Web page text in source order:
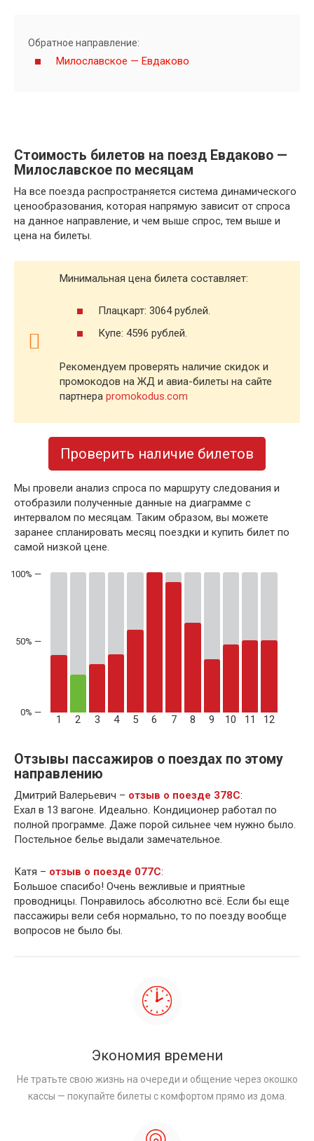
Обратное направление:
Милославское — Евдаково
Стоимость билетов на поезд Евдаково —
Милославское по месяцам
На все поезда распространяется система динамического
ценообразования, которая напрямую зависит от спроса
на данное направление, и чем выше спрос, тем выше и
цена на билеты.
Минимальная цена билета составляет:
Плацкарт: 3064 рублей.
Купе: 4596 рублей.
Рекомендуем проверять наличие скидок и
промокодов на ЖД и авиа-билеты на сайте
партнера promokodus.com
Проверить наличие билетов
Мы провели анализ спроса по маршруту следования и
отобразили полученные данные на диаграмме с
интервалом по месяцам. Таким образом, вы можете
заранее спланировать месяц поездки и купить билет по
самой низкой цене.
50% —
1 2 3 4 5 6 7 8 9 10 11 12
Отзывы пассажиров о поездах по этому
направлению
Дмитрий Валерьевич – отзыв о поезде 378С:
Ехал в 13 вагоне. Идеально. Кондиционер работал по
полной программе. Даже порой сильнее чем нужно было.
Постельное белье выдали замечательное.
Катя – отзыв о поезде 077С:
Большое спасибо! Очень вежливые и приятные
проводницы. Понравилось абсолютно всё. Если бы еще
пассажиры вели себя нормально, то по поезду вообще
вопросов не было бы.
Экономия времени
Не тратьте свою жизнь на очереди и общение через окошко
кассы — покупайте билеты с комфортом прямо из дома.